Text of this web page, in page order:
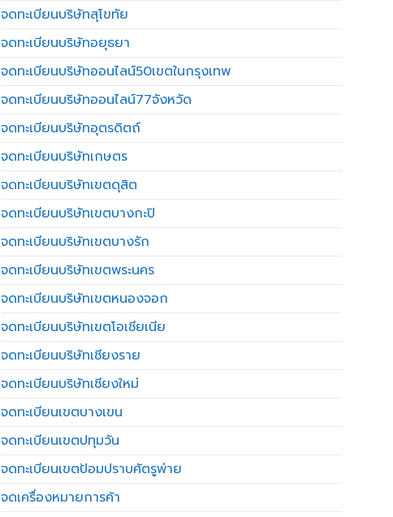
จดทะเบียนบริษัทสุโขทัย
จดทะเบียนบริษัทอยุธยา
จดทะเบียนบริษัทออนไลน์50เขตในกรุงเทพ
จดทะเบียนบริษัทออนไลน์77จังหวัด
จดทะเบียนบริษัทอุตรดิตถ์
จดทะเบียนบริษัทเกษตร
จดทะเบียนบริษัทเขตดุสิต
จดทะเบียนบริษัทเขตบางกะปิ
จดทะเบียนบริษัทเขตบางรัก
จดทะเบียนบริษัทเขตพระนคร
จดทะเบียนบริษัทเขตหนองจอก
จดทะเบียนบริษัทเขตโอเชียเนีย
จดทะเบียนบริษัทเชียงราย
จดทะเบียนบริษัทเชียงใหม่
จดทะเบียนเขตบางเขน
จดทะเบียนเขตปทุมวัน
จดทะเบียนเขตป้อมปราบศัตรูพ่าย
จดเครื่องหมายการค้า